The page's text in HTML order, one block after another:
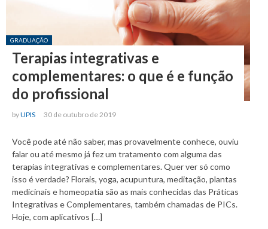
Posted in:
GRADUAÇÃO
Terapias integrativas e
complementares: o que é e função
do profissional
byUPIS 30 de outubro de 2019
Você pode até não saber, mas provavelmente conhece, ouviu
falar ou até mesmo já fez um tratamento com alguma das
terapias integrativas e complementares. Quer ver só como
isso é verdade? Florais, yoga, acupuntura, meditação, plantas
medicinais e homeopatia são as mais conhecidas das Práticas
Integrativas e Complementares, também chamadas de PICs.
Hoje, com aplicativos […]